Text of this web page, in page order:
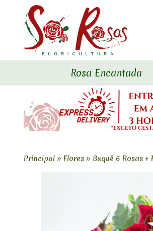
Rosa Encantada
Principal » Flores » Buquê 6 Rosas +